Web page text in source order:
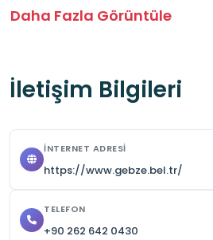
sahası da bulunmaktadır.
kaçınılmalıdır.
Daha Fazla Görüntüle
İletişim Bilgileri
İNTERNET ADRESI
https://www.gebze.bel.tr/
TELEFON
+90 262 642 0430